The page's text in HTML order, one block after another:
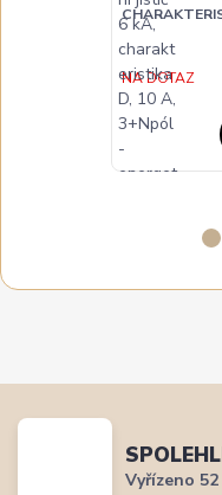
NA DOTAZ
Vyřízeno